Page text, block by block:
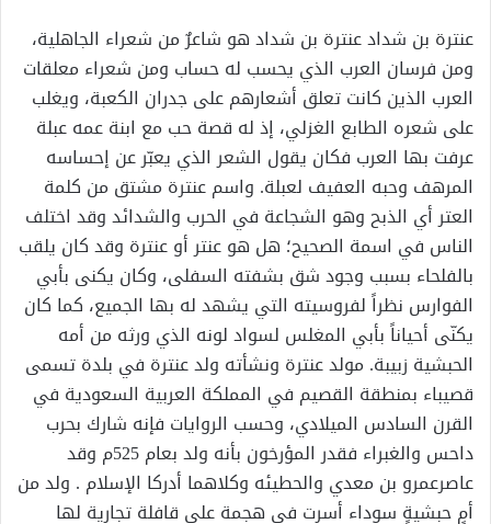
عنترة بن شداد عنترة بن شداد هو شاعرٌ من شعراء الجاهلية،
ومن فرسان العرب الذي يحسب له حساب ومن شعراء معلقات
العرب الذين كانت تعلق أشعارهم على جدران الكعبة، ويغلب
على شعره الطابع الغزلي، إذ له قصة حب مع ابنة عمه عبلة
عرفت بها العرب فكان يقول الشعر الذي يعبّر عن إحساسه
المرهف وحبه العفيف لعبلة. واسم عنترة مشتق من كلمة
العتر أي الذبح وهو الشجاعة في الحرب والشدائد وقد اختلف
الناس في اسمة الصحيح؛ هل هو عنتر أو عنترة وقد كان يلقب
بالفلحاء بسبب وجود شق بشفته السفلى، وكان يكنى بأبي
الفوارس نظراً لفروسيته التي يشهد له بها الجميع، كما كان
يكنّى أحياناً بأبي المغلس لسواد لونه الذي ورثه من أمه
الحبشية زبيبة. مولد عنترة ونشأته ولد عنترة في بلدة تسمى
قصيباء بمنطقة القصيم في المملكة العربية السعودية في
القرن السادس الميلادي، وحسب الروايات فإنه شارك بحرب
داحس والغبراء فقدر المؤرخون بأنه ولد بعام 525م وقد
عاصرعمرو بن معدي والحطيئه وكلاهما أدركا الإسلام . ولد من
أمٍ حبشيةٍ سوداء أسرت في هجمة على قافلة تجارية لها